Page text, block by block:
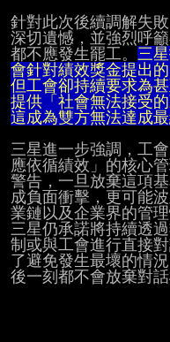
針對此次後續調解失
深切遺憾，並強烈呼
都不應發生罷工。 三
會針對績效獎金提出的
但工會卻持續要求為
提供「社會無法接受的
這成為雙方無法達成最
三星進一步強調，工
應依循績效」的核心
警告，一旦放棄這項
成負面衝擊，更可能
業鏈以及企業界的管
三星仍承諾將持續透
制或與工會進行直接
了避免發生最壞的情
後一刻都不會放棄對話